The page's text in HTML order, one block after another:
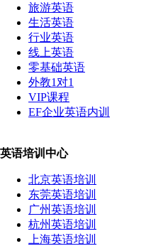
旅游英语
生活英语
行业英语
线上英语
零基础英语
外教1对1
VIP课程
EF企业英语内训
英语培训中心
北京英语培训
东莞英语培训
广州英语培训
杭州英语培训
上海英语培训